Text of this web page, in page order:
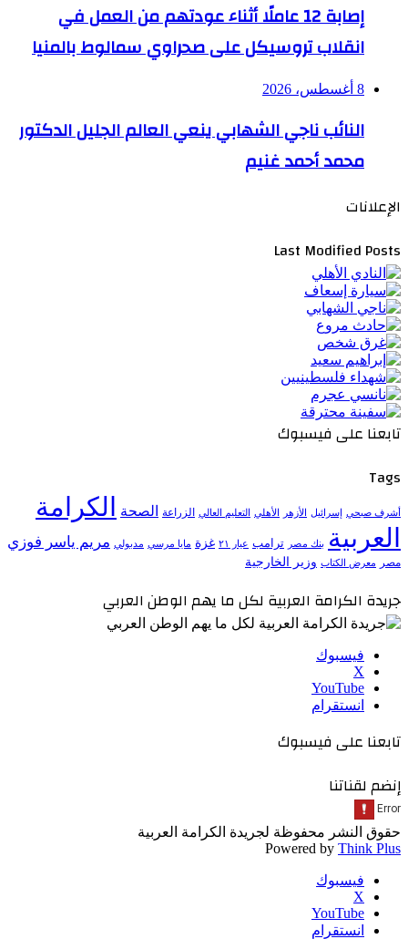
إصابة 12 عاملًا أثناء عودتهم من العمل في
انقلاب تروسيكل على صحراوي سمالوط بالمنيا
8 أغسطس، 2026
النائب ناجي الشهابي ينعي العالم الجليل الدكتور
محمد أحمد غنيم
الإعلانات
Last Modified Posts
تابعنا على فيسبوك
Tags
أشرف صبحي إسرائيل الأزهر الأهلي التعليم العالي الزراعة الصحة
الكرامة
العربية
بنك مصر ترامب عيار ٢١ غزة مايا مرسي مدبولي مريم ياسر فوزي
مصر معرض الكتاب وزير الخارجية
جريدة الكرامة العربية لكل ما يهم الوطن العربي
فيسبوك
‫X
‫YouTube
انستقرام
تابعنا على فيسبوك
إنضم لقناتنا
حقوق النشر محفوظة لجريدة الكرامة العربية
Powered by Think Plus
فيسبوك
‫X
‫YouTube
انستقرام